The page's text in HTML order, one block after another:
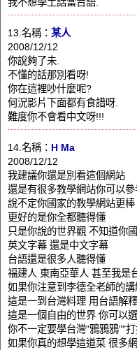
我不想學土話當台語.
13.名稱： 某人
2008/12/12
你說夠了未.
不懂的話那別看呀!
你在這裡吵什麼呢?
何況影片下面都有食譜呀.
難度你不會看中文呀!!!
14.名稱： H Ma
2008/12/12
我建議你還是別看這個網站
還是有很多教學網站你可以參
說不定你國家的教學網站更棒
更好的是你全都聽得懂
只是你說的世界觀 不知道你
英文字幕 還是中文字幕
台語還是很多人聽得懂
福建人 東南亞華人 甚至我是
如果你注意到李德全老師的
這是一到台灣料理 用台語解
這是一個自由的世界 你可以
你不一定要學台灣"鴉鴉鴉""
如果你真的想學這道菜 很多